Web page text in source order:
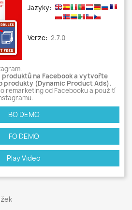
Jazyky:
Verze: 2.7.0
na Facebook a vytvořte
produkty (Dynamic Product Ads).
remarketing od Facebooku a použití
BO DEMO
FO DEMO
Play Video